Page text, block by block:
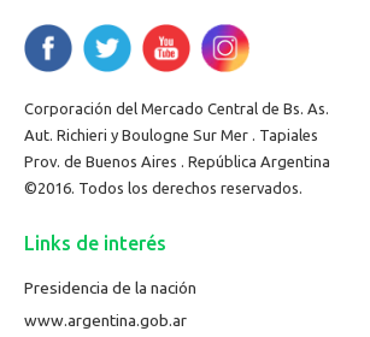
Corporación del Mercado Central de Bs. As.
Aut. Richieri y Boulogne Sur Mer . Tapiales
Prov. de Buenos Aires . República Argentina
©2016. Todos los derechos reservados.
Links de interés
Presidencia de la nación
www.argentina.gob.ar